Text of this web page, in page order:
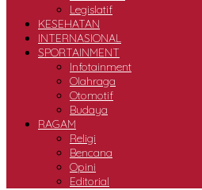
Legislatif
KESEHATAN
INTERNASIONAL
SPORTAINMENT
Infotainment
Olahraga
Otomotif
Budaya
RAGAM
Religi
Bencana
Opini
Editorial